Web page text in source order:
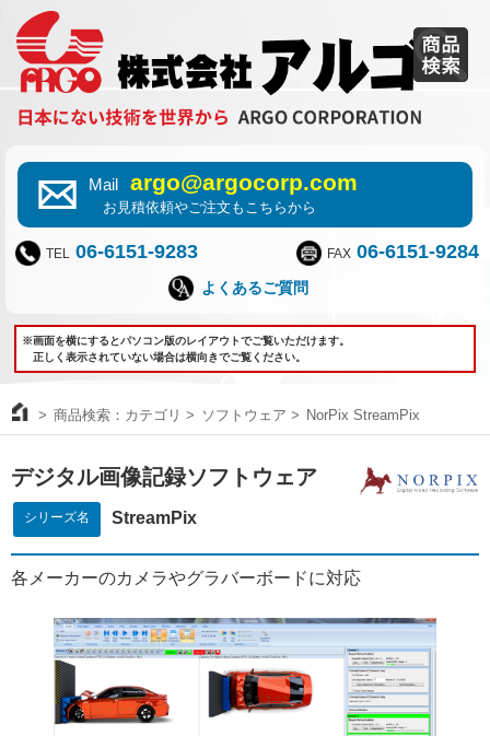
Mail argo@argocorp.com
お見積依頼やご注文もこちらから
TEL 06-6151-9283 FAX 06-6151-9284
よくあるご質問
※画面を横にするとパソコン版のレイアウトでご覧いただけます。
正しく表示されていない場合は横向きでご覧ください。
商品検索：カテゴリ ソフトウェア NorPix StreamPix
デジタル画像記録ソフトウェア
シリーズ名 StreamPix
各メーカーのカメラやグラバーボードに対応